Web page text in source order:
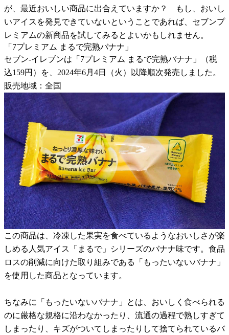
が、最近おいしい商品に出合えていますか？ もし、おいし
いアイスを発見できていないということであれば、セブンプ
レミアムの新商品を試してみるとよいかもしれません。
「7プレミアム まるで完熟バナナ」
セブン-イレブンは「7プレミアム まるで完熟バナナ」（税
込159円）を、2024年6月4日（火）以降順次発売しました。
販売地域：全国
この商品は、冷凍した果実を食べているようなおいしさが楽
しめる人気アイス「まるで」シリーズのバナナ味です。食品
ロスの削減に向けた取り組みである「もったいないバナナ」
を使用した商品となっています。
ちなみに「もったいないバナナ」とは、おいしく食べられる
のに厳格な規格に沿わなかったり、流通の過程で熟しすぎて
しまったり、キズがついてしまったりして捨てられているバ